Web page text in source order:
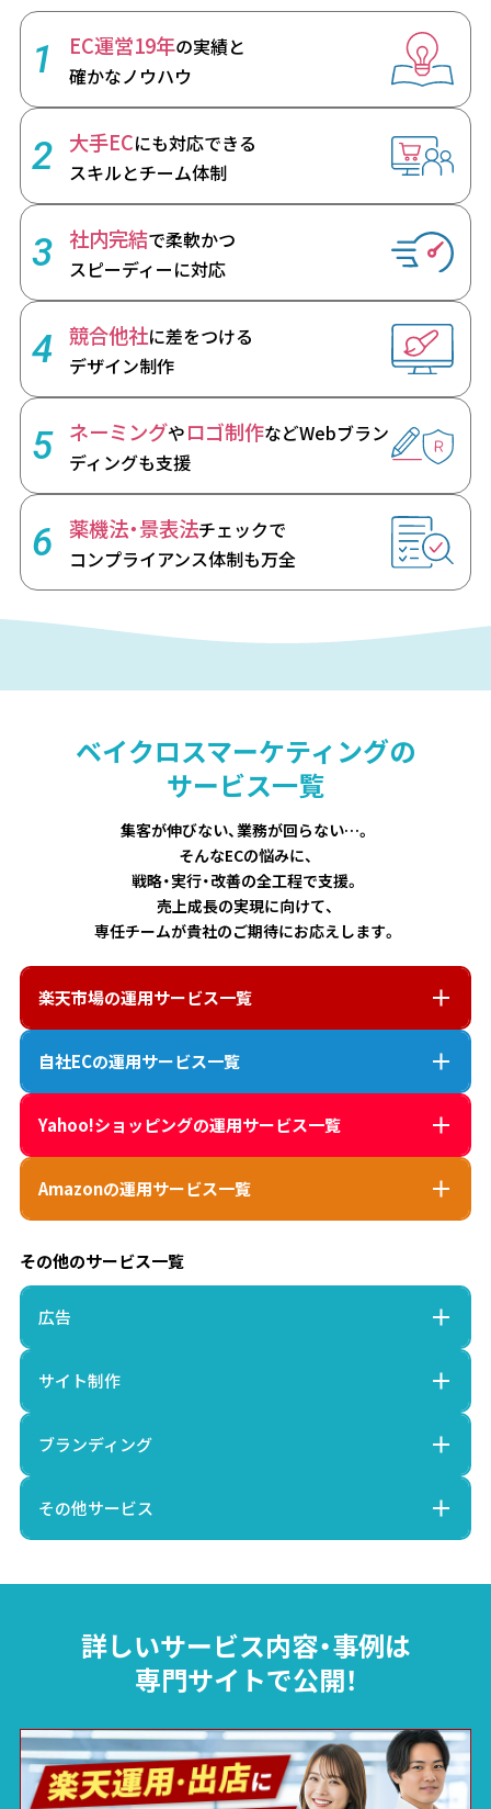
1 EC運営19年の実績と
確かなノウハウ
2 大手ECにも対応できる
スキルとチーム体制
3 社内完結で柔軟かつ
スピーディーに対応
4 競合他社に差をつける
デザイン制作
5 ネーミングやロゴ制作などWebブラン
ディングも支援
6 薬機法・景表法チェックで
コンプライアンス体制も万全
ベイクロスマーケティングの
サービス一覧
集客が伸びない、業務が回らない…。
そんなECの悩みに、
戦略・実行・改善の全工程で支援。
売上成長の実現に向けて、
専任チームが貴社のご期待にお応えします。
楽天市場の運用サービス一覧
自社ECの運用サービス一覧
Yahoo!ショッピングの運用サービス一覧
Amazonの運用サービス一覧
その他のサービス一覧
広告
サイト制作
ブランディング
その他サービス
詳しいサービス内容・事例は
専門サイトで公開！